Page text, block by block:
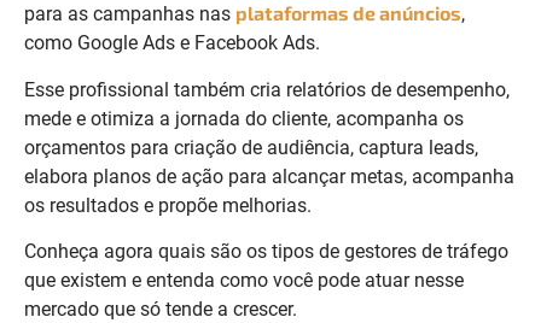
para as campanhas nas plataformas de anúncios,
como Google Ads e Facebook Ads.
Esse profissional também cria relatórios de desempenho,
mede e otimiza a jornada do cliente, acompanha os
orçamentos para criação de audiência, captura leads,
elabora planos de ação para alcançar metas, acompanha
os resultados e propõe melhorias.
Conheça agora quais são os tipos de gestores de tráfego
que existem e entenda como você pode atuar nesse
mercado que só tende a crescer.